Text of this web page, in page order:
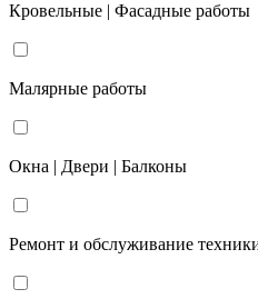
Кровельные | Фасадные работы
Малярные работы
Окна | Двери | Балконы
Ремонт и обслуживание